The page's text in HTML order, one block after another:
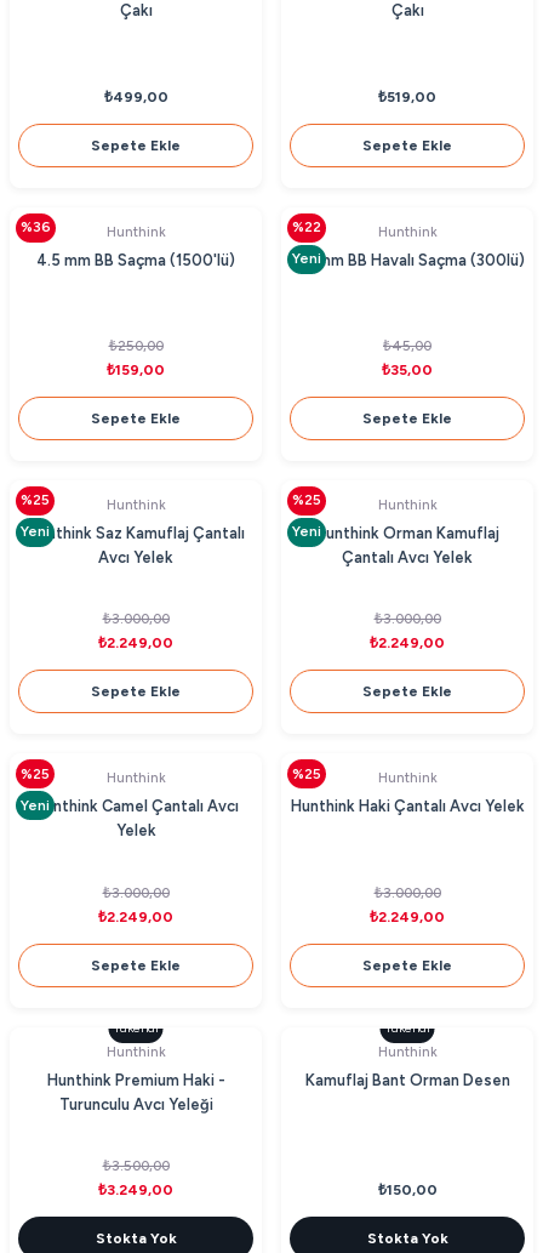
Çakı
₺499,00
Sepete Ekle
Çakı
₺519,00
Sepete Ekle
%36 Hunthink
4.5 mm BB Saçma (1500'lü)
₺250,00
₺159,00
Sepete Ekle
%22
Yeni
Hunthink
4.5 mm BB Havalı Saçma (300lü)
₺45,00
₺35,00
Sepete Ekle
%25
Yeni
Hunthink
Hunthink Saz Kamuflaj Çantalı
Avcı Yelek
₺3.000,00
₺2.249,00
Sepete Ekle
%25
Yeni
Hunthink
Hunthink Orman Kamuflaj
Çantalı Avcı Yelek
₺3.000,00
₺2.249,00
Sepete Ekle
%25
Yeni
Hunthink
Hunthink Camel Çantalı Avcı
Yelek
₺3.000,00
₺2.249,00
Sepete Ekle
%25 Hunthink
Hunthink Haki Çantalı Avcı Yelek
₺3.000,00
₺2.249,00
Sepete Ekle
Tükendi
Hunthink
Hunthink Premium Haki -
Turunculu Avcı Yeleği
₺3.500,00
₺3.249,00
Stokta Yok
Tükendi
Hunthink
Kamuflaj Bant Orman Desen
₺150,00
Stokta Yok